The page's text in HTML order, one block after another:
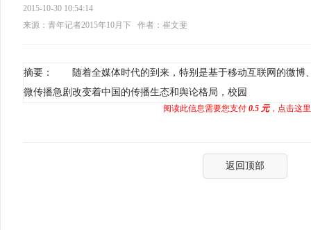
2015-10-30 10:54:14
来源：青年记者2015年10月下
作者：崔文斐
摘要： 随着全媒体时代的到来，特别是基于移动互联网的微博
微传播急剧改变着中国的传播生态和舆论格局，校园
阅读此信息需要您支付 0.5 元，点击这
返回顶部